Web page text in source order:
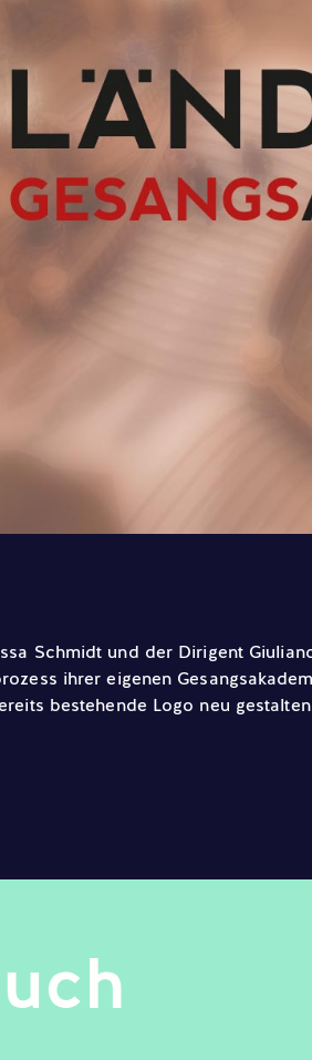
Schmidt und der Dirigent
ihrer eigenen
bestehende Logo neu